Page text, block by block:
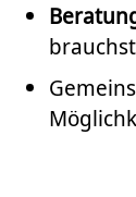
brauchst